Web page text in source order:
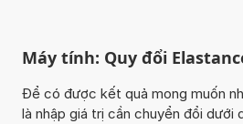
Máy tính: Quy đổi
Để có được kết quả mong muốn
là nhập giá trị cần chuyển đổi dưới